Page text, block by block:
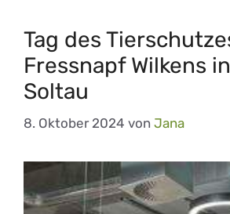
Tag des
Fressnapf Wilkens in
Soltau
8. Oktober 2024 von Jana